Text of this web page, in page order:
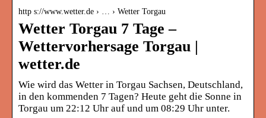
http s://www.wetter.de › … › Wetter Torgau
Wetter Torgau 7 Tage –
Wettervorhersage Torgau |
wetter.de
Wie wird das Wetter in Torgau Sachsen, Deutschland,
in den kommenden 7 Tagen? Heute geht die Sonne in
Torgau um 22:12 Uhr auf und um 08:29 Uhr unter.